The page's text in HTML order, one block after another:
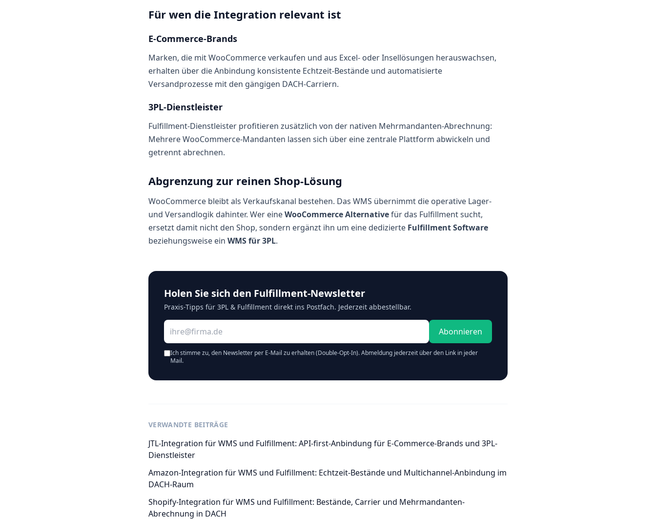
Für wen die Integration relevant ist
E-Commerce-Brands
Marken, die mit WooCommerce verkaufen und aus Excel- oder Insellösungen herauswachsen,
erhalten über die Anbindung konsistente Echtzeit-Bestände und automatisierte
Versandprozesse mit den gängigen DACH-Carriern.
3PL-Dienstleister
Fulfillment-Dienstleister profitieren zusätzlich von der nativen Mehrmandanten-Abrechnung:
Mehrere WooCommerce-Mandanten lassen sich über eine zentrale Plattform abwickeln und
getrennt abrechnen.
Abgrenzung zur reinen Shop-Lösung
WooCommerce bleibt als Verkaufskanal bestehen. Das WMS übernimmt die operative Lager-
und Versandlogik dahinter. Wer eineWooCommerce Alternativefür das Fulfillment sucht,
ersetzt damit nicht den Shop, sondern ergänzt ihn um eine dedizierte Fulfillment Software
beziehungsweise ein WMS für 3PL.
Holen Sie sich den Fulfillment-Newsletter
Praxis-Tipps für 3PL & Fulfillment direkt ins Postfach. Jederzeit abbestellbar.
E-Mail-Adresse
Abonnieren
Ich stimme zu, den Newsletter per E-Mail zu erhalten (Double-Opt-In). Abmeldung jederzeit über den Link in jeder
Mail.
VERWANDTE BEITRÄGE
JTL-Integration für WMS und Fulfillment: API-first-Anbindung für E-Commerce-Brands und 3PL-
Dienstleister
Amazon-Integration für WMS und Fulfillment: Echtzeit-Bestände und Multichannel-Anbindung im
DACH-Raum
Shopify-Integration für WMS und Fulfillment: Bestände, Carrier und Mehrmandanten-
Abrechnung in DACH